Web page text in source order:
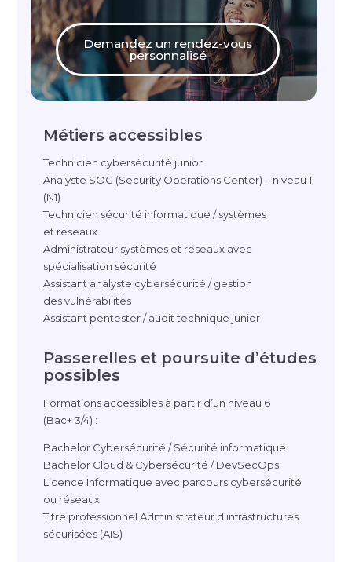
Demandez un rendez-vous
personnalisé
Métiers accessibles
Technicien cybersécurité junior
Analyste SOC (Security Operations Center) – niveau 1
(N1)
Technicien sécurité informatique / systèmes
et réseaux
Administrateur systèmes et réseaux avec
spécialisation sécurité
Assistant analyste cybersécurité / gestion
des vulnérabilités
Assistant pentester / audit technique junior
Passerelles et poursuite d’études
possibles
Formations accessibles à partir d’un niveau 6
(Bac+ 3/4) :
Bachelor Cybersécurité / Sécurité informatique
Bachelor Cloud & Cybersécurité / DevSecOps
Licence Informatique avec parcours cybersécurité
ou réseaux
Titre professionnel Administrateur d’infrastructures
sécurisées (AIS)